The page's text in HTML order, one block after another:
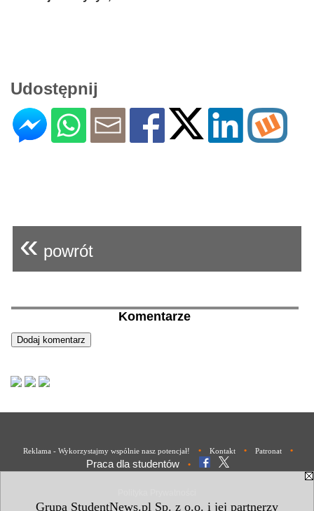
Grupa StudentNews.pl Sp. z o.o. i jej partnerzy
Udostępnij
« powrót
Komentarze
Reklama - Wykorzystajmy wspólnie nasz potencjał! • Kontakt • Patronat •
Praca dla studentów •